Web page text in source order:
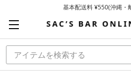
基本配送料 ¥550(沖縄・
お買い上げ合計¥3,980以